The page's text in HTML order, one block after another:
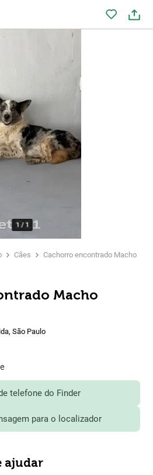
1 / 1
Cães
Cachorro encontrado Macho
Macho
São Paulo
telefone do Finder
para o localizador
ajudar